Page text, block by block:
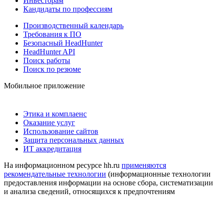
Кандидаты по профессиям
Производственный календарь
Требования к ПО
Безопасный HeadHunter
HeadHunter API
Поиск работы
Поиск по резюме
Мобильное приложение
Этика и комплаенс
Оказание услуг
Использование сайтов
Защита персональных данных
ИТ аккредитация
На информационном ресурсе hh.ru применяются
рекомендательные технологии (информационные технологии
предоставления информации на основе сбора, систематизации
и анализа сведений, относящихся к предпочтениям